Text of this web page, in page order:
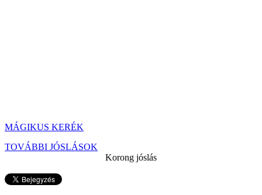
MÁGIKUS KERÉK
TOVÁBBI JÓSLÁSOK
Korong jóslás